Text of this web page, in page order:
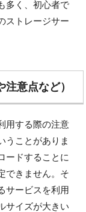
多く、初心者で
ストレージサー
意点など）
用する際の注意
うことがありま
ードすることに
できません。そ
サービスを利用
サイズが大きい